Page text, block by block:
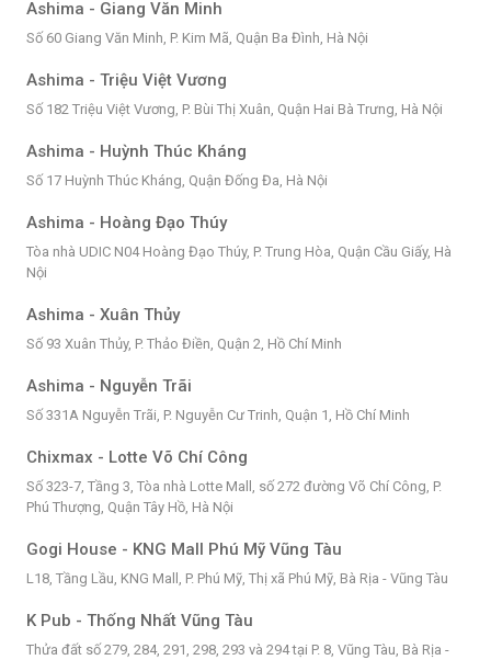
Ashima - Giang Văn Minh
Số 60 Giang Văn Minh, P. Kim Mã, Quận Ba Đình, Hà Nội
Ashima - Triệu Việt Vương
Số 182 Triệu Việt Vương, P. Bùi Thị Xuân, Quận Hai Bà Trưng, Hà Nội
Ashima - Huỳnh Thúc Kháng
Số 17 Huỳnh Thúc Kháng, Quận Đống Đa, Hà Nội
Ashima - Hoàng Đạo Thúy
Tòa nhà UDIC N04 Hoàng Đạo Thúy, P. Trung Hòa, Quận Cầu Giấy, Hà
Nội
Ashima - Xuân Thủy
Số 93 Xuân Thủy, P. Thảo Điền, Quận 2, Hồ Chí Minh
Ashima - Nguyễn Trãi
Số 331A Nguyễn Trãi, P. Nguyễn Cư Trinh, Quận 1, Hồ Chí Minh
Chixmax - Lotte Võ Chí Công
Số 323-7, Tầng 3, Tòa nhà Lotte Mall, số 272 đường Võ Chí Công, P.
Phú Thượng, Quận Tây Hồ, Hà Nội
Gogi House - KNG Mall Phú Mỹ Vũng Tàu
L18, Tầng Lầu, KNG Mall, P. Phú Mỹ, Thị xã Phú Mỹ, Bà Rịa - Vũng Tàu
K Pub - Thống Nhất Vũng Tàu
Thửa đất số 279, 284, 291, 298, 293 và 294 tại P. 8, Vũng Tàu, Bà Rịa -